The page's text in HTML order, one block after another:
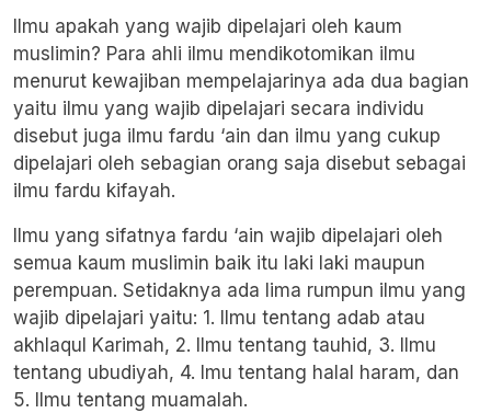
Ilmu apakah yang wajib dipelajari oleh kaum
muslimin? Para ahli ilmu mendikotomikan ilmu
menurut kewajiban mempelajarinya ada dua bagian
yaitu ilmu yang wajib dipelajari secara individu
disebut juga ilmu fardu ‘ain dan ilmu yang cukup
dipelajari oleh sebagian orang saja disebut sebagai
ilmu fardu kifayah.
Ilmu yang sifatnya fardu ‘ain wajib dipelajari oleh
semua kaum muslimin baik itu laki laki maupun
perempuan. Setidaknya ada lima rumpun ilmu yang
wajib dipelajari yaitu: 1. Ilmu tentang adab atau
akhlaqul Karimah, 2. Ilmu tentang tauhid, 3. Ilmu
tentang ubudiyah, 4. Imu tentang halal haram, dan
5. Ilmu tentang muamalah.